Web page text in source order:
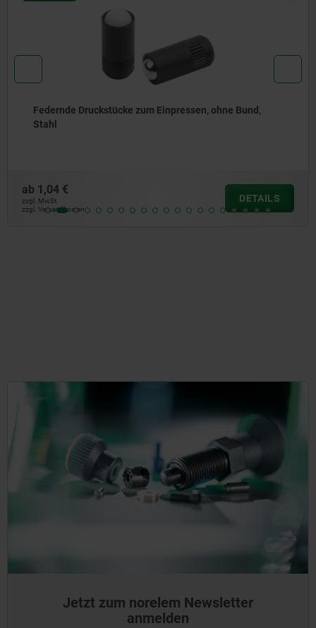
Federnde Druckstücke zum Einpressen, ohne Bund,
ab1,30 €
zzgl. MwSt.
zzgl. Versandkosten
DETAILS
Jetzt zum norelem Newsletter
anmelden